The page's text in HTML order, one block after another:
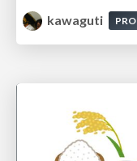
kawaguti
PRO